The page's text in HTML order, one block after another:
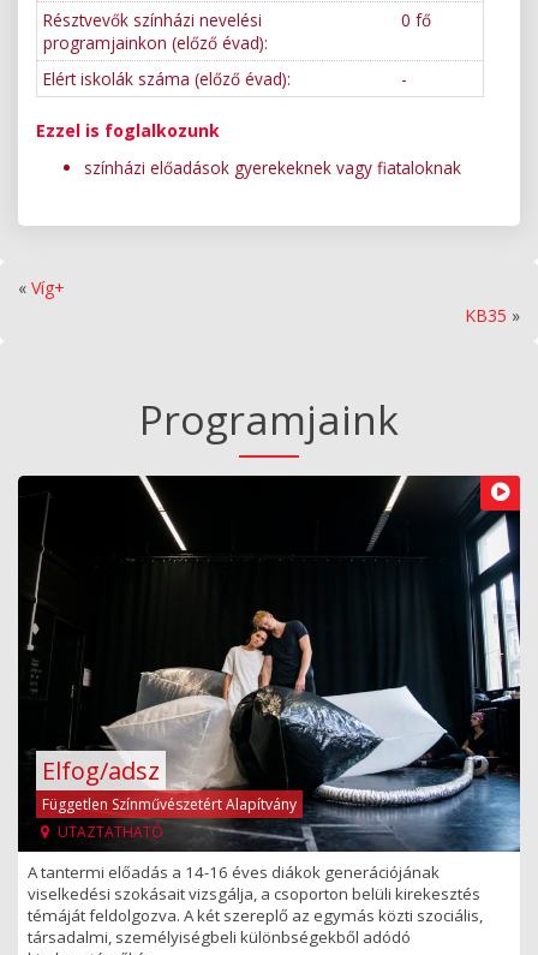
Résztvevők színházi nevelési
programjainkon (előző évad):
0 fő
Elért iskolák száma (előző évad): -
Ezzel is foglalkozunk
színházi előadások gyerekeknek vagy fiataloknak
« Víg+
KB35 »
Programjaink
Elfog/adsz
Független Színművészetért Alapítvány
UTAZTATHATÓ
A tantermi előadás a 14-16 éves diákok generációjának
viselkedési szokásait vizsgálja, a csoporton belüli kirekesztés
témáját feldolgozva. A két szereplő az egymás közti szociális,
társadalmi, személyiségbeli különbségekből adódó